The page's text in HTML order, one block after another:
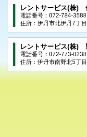
レントサービス(株)
電話番号：072-784-3588
住所：伊丹市北伊丹7丁
レントサービス(株)
電話番号：072-773-0238
住所：伊丹市南野北5丁